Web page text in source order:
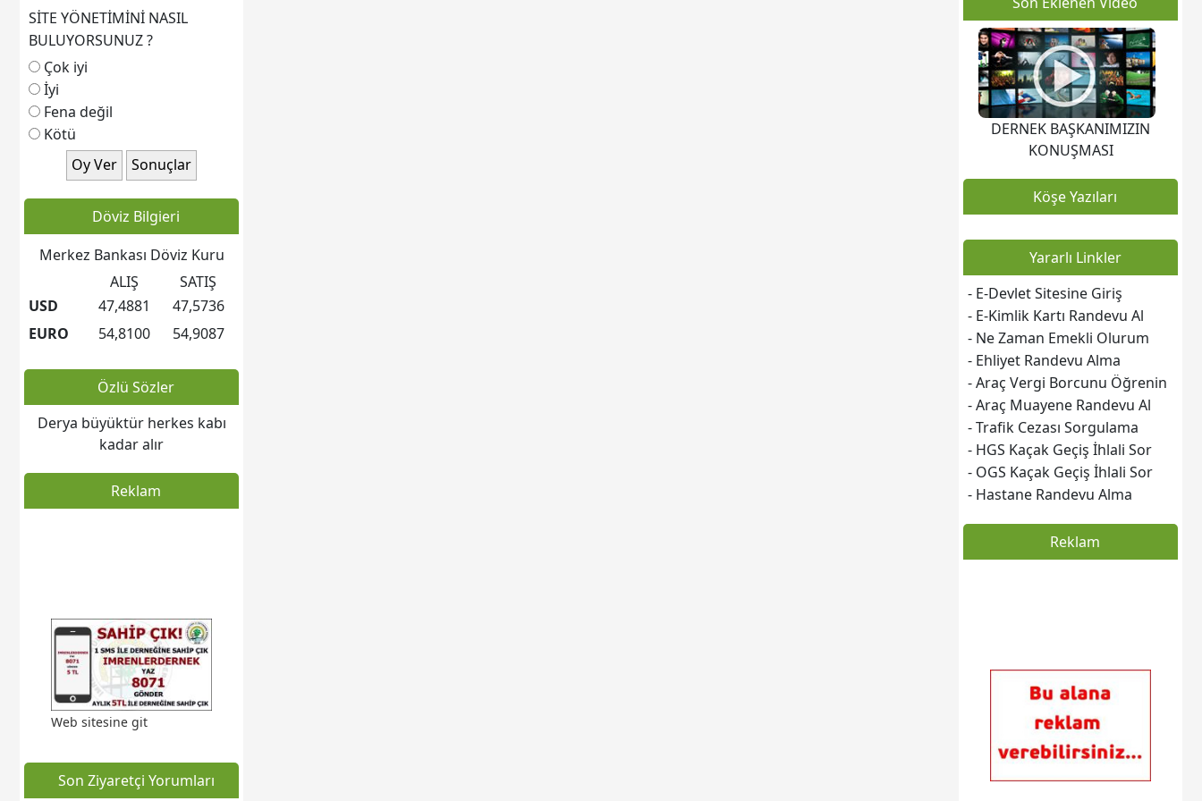
*******************************
Rıdvan PEKDEMİR: 0543 309
2029
*************************************
İMRENLER KASABASI KÜLTÜR
VE DAYANIŞMA DERNEĞİ
BANKA HESABI
Ziraat Bankası - Siyavuşpaşa /
TR 16 0001 0016 0055 9863
7950 06
**************************************************
Şirinevler Mahallesi
Mahmutbey Yolu Onur Sokak
No:7 Bahçelievler / İSTANBUL
SİTE YÖNETİMİNİ NASIL
BULUYORSUNUZ ?
Çok iyi
İyi
Fena değil
Kötü
Döviz Bilgieri
Merkez Bankası Döviz Kuru
ALIŞ
SATIŞ
USD
47,4881
47,5736
EURO
54,8100 54,9087
Özlü Sözler
Derya büyüktür herkes kabı
kadar alır
Reklam
Web sitesine git
Son Ziyaretçi Yorumları
DERNEK BAŞKANIMIZIN
KONUŞMASI
Köşe Yazıları
Yararlı Linkler
- E-Devlet Sitesine Giriş
- E-Kimlik Kartı Randevu Al
- Ne Zaman Emekli Olurum
- Ehliyet Randevu Alma
- Araç Vergi Borcunu Öğrenin
- Araç Muayene Randevu Al
- Trafik Cezası Sorgulama
- HGS Kaçak Geçiş İhlali Sor
- OGS Kaçak Geçiş İhlali Sor
- Hastane Randevu Alma
Reklam